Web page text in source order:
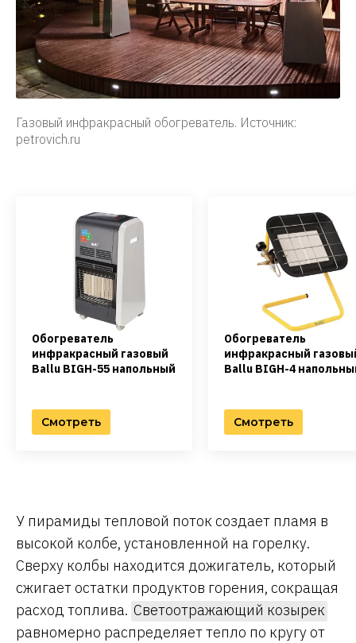
Газовый инфракрасный обогреватель. Источник:
petrovich.ru
Обогреватель
инфракрасный газовый
Ballu BIGH-55 напольный
Смотреть
Обогреватель
инфракрасный
Ballu BIGH-4
Смотреть
У пирамиды тепловой поток создает пламя в
высокой колбе, установленной на горелку.
Сверху колбы находится дожигатель, который
сжигает остатки продуктов горения, сокращая
расход топлива. Светоотражающий козырек
равномерно распределяет тепло по кругу от